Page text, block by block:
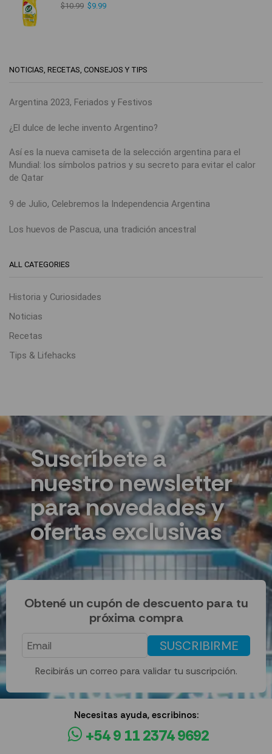
$10.99 $9.99
NOTICIAS, RECETAS, CONSEJOS Y TIPS
Argentina 2023, Feriados y Festivos
¿El dulce de leche invento Argentino?
Así es la nueva camiseta de la selección argentina para el
Mundial: los símbolos patrios y su secreto para evitar el calor
de Qatar
9 de Julio, Celebremos la Independencia Argentina
Los huevos de Pascua, una tradición ancestral
ALL CATEGORIES
Historia y Curiosidades
Noticias
Recetas
Tips & Lifehacks
Suscríbete a
nuestro newsletter
para novedades y
ofertas exclusivas
Obtené un cupón de descuento para tu
próxima compra
SUSCRIBIRME
Recibirás un correo para validar tu suscripción.
Necesitas ayuda, escribinos:
+54 9 11 2374 9692